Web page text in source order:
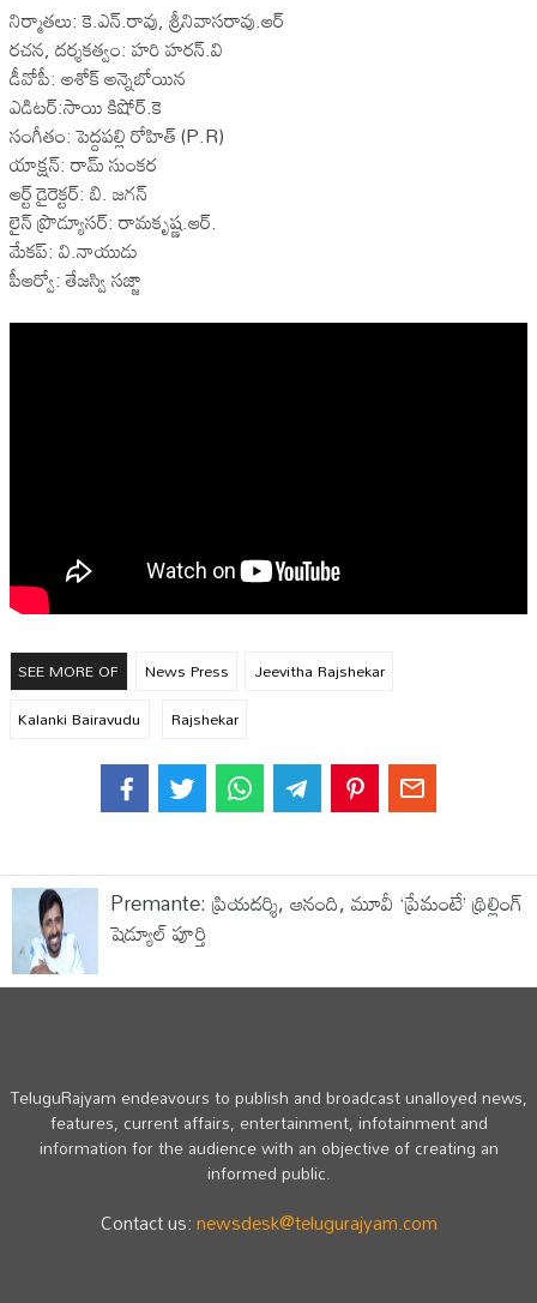
నిర్మాతలు: కె.ఎన్.రావు, శ్రీనివాసరావు.ఆర్
రచన, దర్శకత్వం: హరి హరన్.వి
డీవోపీ: అశోక్ అన్నెబోయిన
ఎడిటర్:సాయి కిషోర్.కె
సంగీతం: పెద్దపల్లి రోహిత్ (P.R)
యాక్షన్: రామ్ సుంకర
ఆర్ట్ డైరెక్టర్: బి. జగన్
లైన్ ప్రొడ్యూసర్: రామకృష్ణ.ఆర్.
మేకప్: వి.నాయుడు
పీఆర్వో: తేజస్వి సజ్జా
SEE MORE OF News Press
Jeevitha Rajshekar
Kalanki Bairavudu
Rajshekar
Premante: ప్రియదర్శి, ఆనంది, మూవీ ‘ప్రేమంటే’ థ్రిల్లింగ్
షెడ్యూల్ పూర్తి
TeluguRajyam endeavours to publish and broadcast unalloyed news,
features, current affairs, entertainment, infotainment and
information for the audience with an objective of creating an
informed public.
Contact us:newsdesk@telugurajyam.com